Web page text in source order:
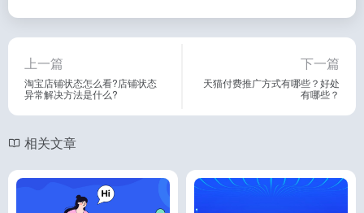
上一篇
淘宝店铺状态怎么看?店铺状态
异常解决方法是什么?
下一篇
天猫付费推广方式有哪些？好处
有哪些？
相关文章